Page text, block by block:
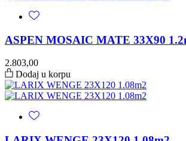
ASPEN MOSAIC MATE 33X90
2.803,00
Dodaj u korpu